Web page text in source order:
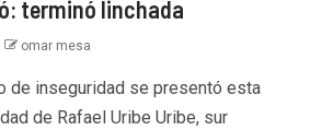
terminó linchada
omar mesa
de inseguridad se presentó esta
de Rafael Uribe Uribe, sur